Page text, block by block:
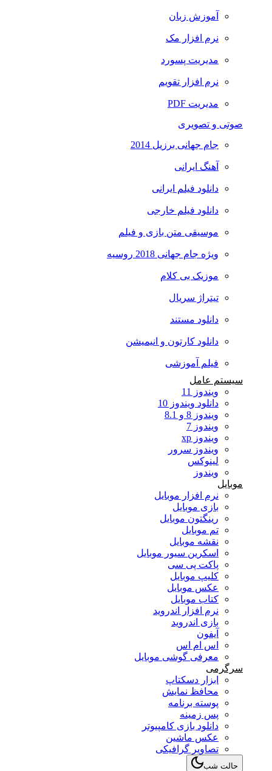
آموزش زبان
نرم افزار مک
مدیریت پسورد
نرم افزار تقویم
مدیریت PDF
صوتی و تصویری
جام جهانی برزیل 2014
آهنگ ایرانی
دانلود فیلم ایرانی
دانلود فیلم خارجی
موسیقی متن بازی و فیلم
ویژه جام جهانی 2018 روسیه
موزیک بی کلام
تیتراژ سریال
دانلود مستند
دانلود کارتون و انیمیشن
فیلم آموزشی
سیستم عامل
ویندوز 11
دانلود ویندوز 10
ویندوز 8 و 8.1
ویندوز 7
ویندوز xp
ویندوز سرور
لینوکس
ویندوز
موبایل
نرم افزار موبایل
بازی موبایل
رینگتون موبایل
تم موبایل
نقشه موبایل
اسکرین سیور موبایل
پاکت پی سی
کلیپ موبایل
عکس موبایل
کتاب موبایل
نرم افزار اندروید
بازی اندروید
آیفون
اس ام اس
معرفی گوشی موبایل
سرگرمی
ابزار دسکتاپ
محافظ نمایش
پوسته برنامه
پس زمینه
دانلود بازی کامپیوتر
عکس ماشین
تصاویر گرافیکی
حالت شب